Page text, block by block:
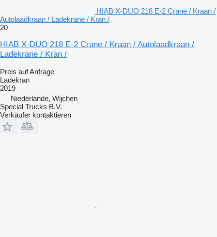
HIAB X-DUO 218 E-2 Crane / Kraan /
Autolaadkraan / Ladekrane / Kran /
20
HIAB X-DUO 218 E-2 Crane / Kraan / Autolaadkraan /
Ladekrane / Kran /
Preis auf Anfrage
Ladekran
2019
Niederlande, Wijchen
Special Trucks B.V.
Verkäufer kontaktieren